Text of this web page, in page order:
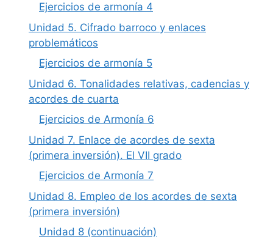
Ejercicios de armonía 4
Unidad 5. Cifrado barroco y enlaces
problemáticos
Ejercicios de armonía 5
Unidad 6. Tonalidades relativas, cadencias y
acordes de cuarta
Ejercicios de Armonía 6
Unidad 7. Enlace de acordes de sexta
(primera inversión). El VII grado
Ejercicios de Armonía 7
Unidad 8. Empleo de los acordes de sexta
(primera inversión)
Unidad 8 (continuación)